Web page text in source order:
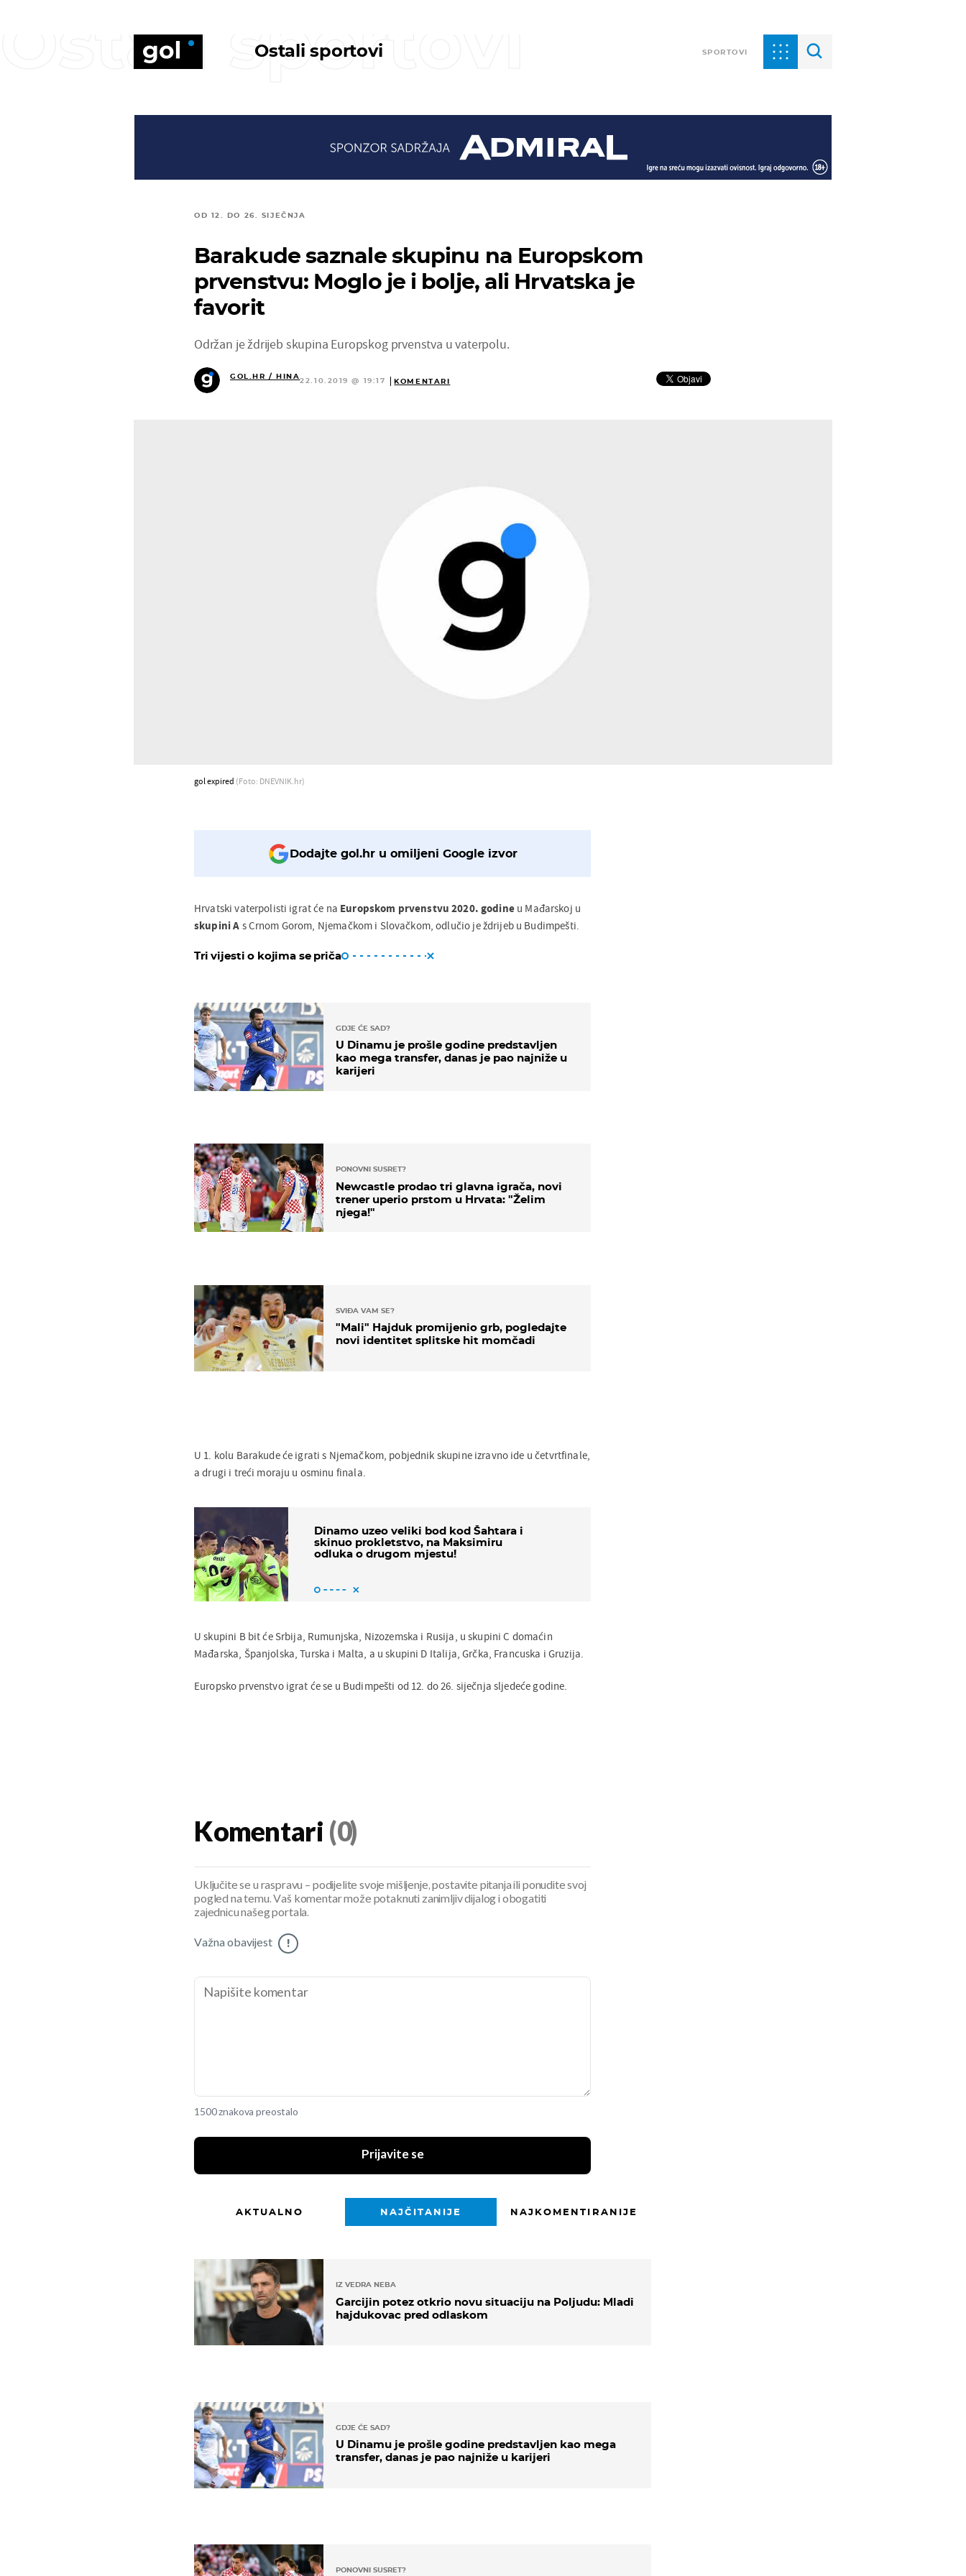
Ostali sportovi SPORTOVI
Ostali sportovi
OD 12. DO 26. SIJEČNJA
Barakude saznale skupinu na Europskom
prvenstvu: Moglo je i bolje, ali Hrvatska je
favorit
Održan je ždrijeb skupina Europskog prvenstva u vaterpolu.
GOL.HR / HINA
22.10.2019 @ 19:17 KOMENTARI
gol expired (Foto: DNEVNIK.hr)
Dodajte gol.hr u omiljeni Google izvor
Hrvatski vaterpolisti igrat će na Europskom prvenstvu 2020. godineu Mađarskoj u
skupini A s Crnom Gorom, Njemačkom i Slovačkom, odlučio je ždrijeb u Budimpešti.
Tri vijesti o kojima se priča
GDJE ĆE SAD?
U Dinamu je prošle godine predstavljen
kao mega transfer, danas je pao najniže u
karijeri
PONOVNI SUSRET?
Newcastle prodao tri glavna igrača, novi
trener uperio prstom u Hrvata: "Želim
njega!"
SVIĐA VAM SE?
"Mali" Hajduk promijenio grb, pogledajte
novi identitet splitske hit momčadi
U 1. kolu Barakude će igrati s Njemačkom, pobjednik skupine izravno ide u četvrtfinale,
a drugi i treći moraju u osminu finala.
Dinamo uzeo veliki bod kod Šahtara i
skinuo prokletstvo, na Maksimiru
odluka o drugom mjestu!
U skupini B bit će Srbija, Rumunjska, Nizozemska i Rusija, u skupini C domaćin
Mađarska, Španjolska, Turska i Malta, a u skupini D Italija, Grčka, Francuska i Gruzija.
Europsko prvenstvo igrat će se u Budimpešti od 12. do 26. siječnja sljedeće godine.
Komentari (0)
Uključite se u raspravu – podijelite svoje mišljenje, postavite pitanja ili ponudite svoj
pogled na temu. Vaš komentar može potaknuti zanimljiv dijalog i obogatiti
zajednicu našeg portala.
Važna obavijest !
1500 znakova preostalo
Prijavite se
AKTUALNO NAJČITANIJE NAJKOMENTIRANIJE
IZ VEDRA NEBA
Garcijin potez otkrio novu situaciju na Poljudu: Mladi
hajdukovac pred odlaskom
GDJE ĆE SAD?
U Dinamu je prošle godine predstavljen kao mega
transfer, danas je pao najniže u karijeri
PONOVNI SUSRET?